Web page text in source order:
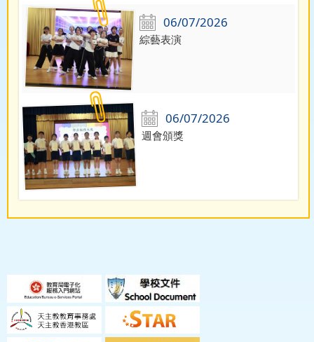
06/07/2026
綜藝表演
06/07/2026
週會頒獎